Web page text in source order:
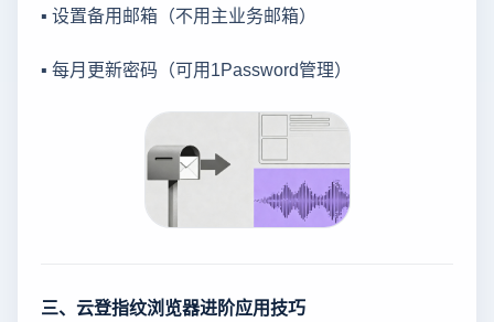
▪ 设置备用邮箱（不用主业务邮箱）
▪ 每月更新密码（可用1Password管理）
三、云登指纹浏览器进阶应用技巧